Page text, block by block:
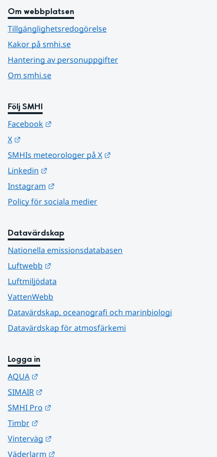
Om webbplatsen
Tillgänglighetsredogörelse
Kakor på smhi.se
Hantering av personuppgifter
Om smhi.se
Följ SMHI
Facebook
X
SMHIs meteorologer på X
Linkedin
Instagram
Policy för sociala medier
Datavärdskap
Nationella emissionsdatabasen
Luftwebb
Luftmiljödata
VattenWebb
Datavärdskap, oceanografi och marinbiologi
Datavärdskap för atmosfärkemi
Logga in
AQUA
SIMAIR
SMHI Pro
Timbr
Vinterväg
Väderlarm